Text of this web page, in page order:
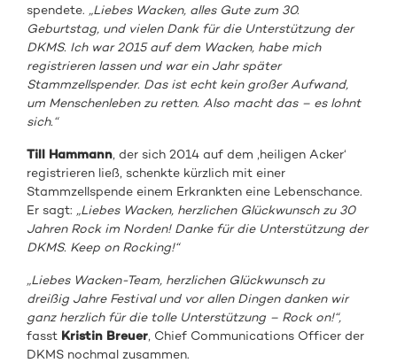
spendete. „Liebes Wacken, alles Gute zum 30.
Geburtstag, und vielen Dank für die Unterstützung der
DKMS. Ich war 2015 auf dem Wacken, habe mich
registrieren lassen und war ein Jahr später
Stammzellspender. Das ist echt kein großer Aufwand,
um Menschenleben zu retten. Also macht das – es lohnt
sich.“
Till Hammann, der sich 2014 auf dem ‚heiligen Acker‘
registrieren ließ, schenkte kürzlich mit einer
Stammzellspende einem Erkrankten eine Lebenschance.
Er sagt: „Liebes Wacken, herzlichen Glückwunsch zu 30
Jahren Rock im Norden! Danke für die Unterstützung der
DKMS. Keep on Rocking!“
„Liebes Wacken-Team, herzlichen Glückwunsch zu
dreißig Jahre Festival und vor allen Dingen danken wir
ganz herzlich für die tolle Unterstützung – Rock on!“,
fasst Kristin Breuer, Chief Communications Officer der
DKMS nochmal zusammen.